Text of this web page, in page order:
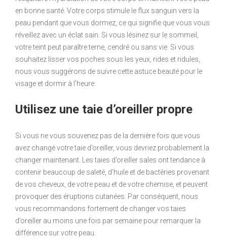
en bonne santé. Votre corps stimule le flux sanguin vers la
peau pendant que vous dormez, ce qui signifie que vous vous
réveillez avec un éclat sain. Si vous lésinez sur le sommeil,
votre teint peut paraître terne, cendré ou sans vie. Si vous
souhaitez lisser vos poches sous les yeux, rides et ridules,
nous vous suggérons de suivre cette astuce beauté pour le
visage et dormir à l’heure.
Utilisez une taie d’oreiller propre
Si vous ne vous souvenez pas de la dernière fois que vous
avez changé votre taie d’oreiller, vous devriez probablement la
changer maintenant. Les taies d’oreiller sales ont tendance à
contenir beaucoup de saleté, d’huile et de bactéries provenant
de vos cheveux, de votre peau et de votre chemise, et peuvent
provoquer des éruptions cutanées. Par conséquent, nous
vous recommandons fortement de changer vos taies
d’oreiller au moins une fois par semaine pour remarquer la
différence sur votre peau.